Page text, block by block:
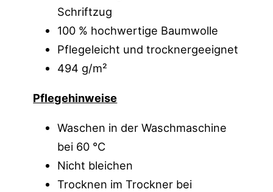
Schriftzug
100 % hochwertige Baumwolle
Pflegeleicht und trocknergeeignet
494 g/m²
Pflegehinweise
Waschen in der Waschmaschine
bei 60 °C
Nicht bleichen
Trocknen im Trockner bei